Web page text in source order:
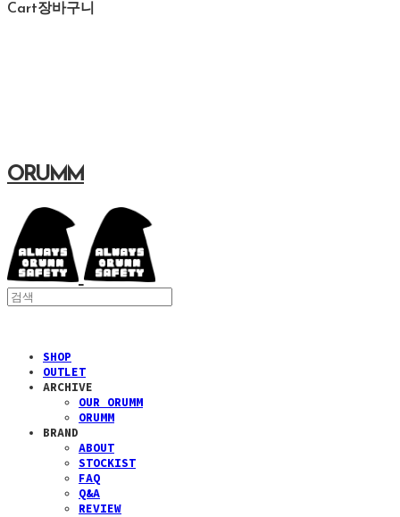
Cart장바구니
ORUMM
SHOP
OUTLET
ARCHIVE
OUR ORUMM
ORUMM
BRAND
ABOUT
STOCKIST
FAQ
Q&A
REVIEW